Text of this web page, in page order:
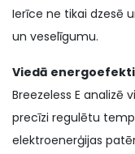
Ierīce ne tikai dzesē
un veselīgumu.
Viedā
Breezeless E analizē
precīzi regulētu
elektroenerģijas